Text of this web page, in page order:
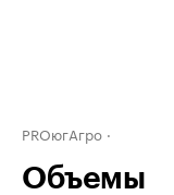
PROюгАгро
Объемы